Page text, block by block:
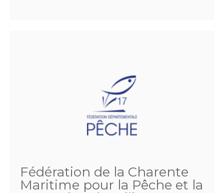
Fédération de la Charente
Maritime pour la Pêche et la